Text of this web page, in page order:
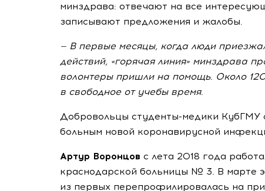
минздрава: отвечают на все
записывают предложения и жалобы.
— В первые месяцы, когда люди
действий, «горячая линия» минздрава
волонтеры пришли на помощь. Около
в свободное от учебы время.
Добровольцы студенты-медики КубГМУ
больным новой коронавирусной
Артур Воронцов с лета 2018 года
краснодарской больницы № 3. В марте
из первых перепрофилировалась на